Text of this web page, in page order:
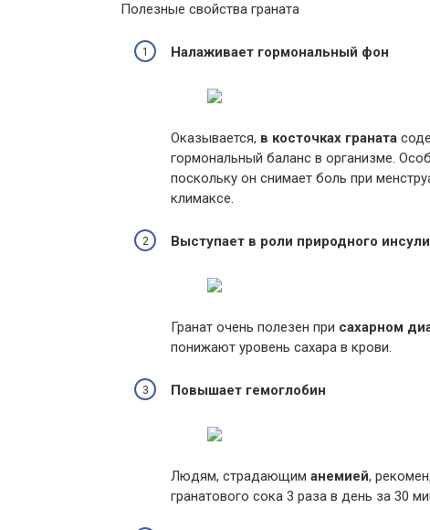
Полезные свойства граната
Налаживает гормональный фон
Оказывается, в косточках граната
гормональный баланс в организме.
поскольку он снимает боль при
климаксе.
Выступает в роли природного
Гранат очень полезен при сахарном
понижают уровень сахара в крови.
Повышает гемоглобин
Людям, страдающим анемией,
гранатового сока 3 раза в день за 30